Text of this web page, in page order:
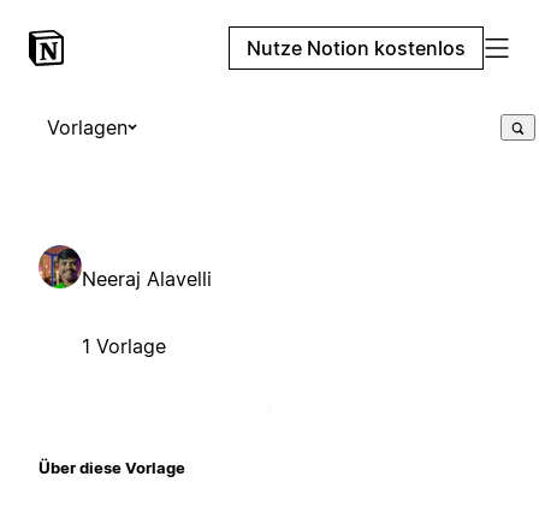
Nutze Notion kostenlos
Vorlagen
Neeraj Alavelli
1 Vorlage
Über diese Vorlage